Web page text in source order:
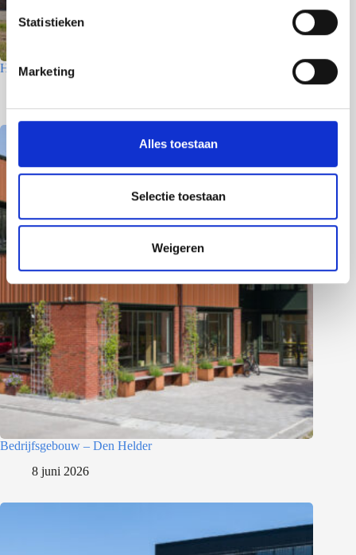
m
m
i
e
c
i
Statistieken
Marketing
Alles toestaan
Selectie toestaan
Weigeren
Houtfabriek – Utrecht
Bedrijfsgebouw – Den Helder
8 juni 2026